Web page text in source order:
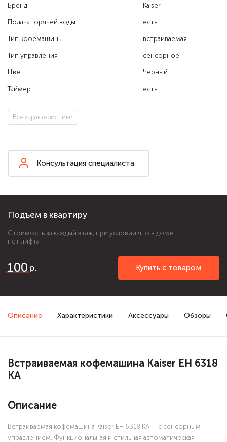
Бренд Kaiser
Подача горячей воды есть
Тип кофемашины встраиваемая
Тип управления сенсорное
Цвет Черный
Таймер есть
Все характеристики
Консультация специалиста
Подъем в квартиру
Стоимость за каждый этаж, при условии что в доме
нет лифта
100 Купить с товаром
Описание Характеристики Аксессуары Обзоры
Встраиваемая кофемашина Kaiser EH 6318
KA
Описание
Встраиваемая кофемашина Kaiser EH 6318 KA — с сенсорным
управлением. Функциональная и стильная автоматическая